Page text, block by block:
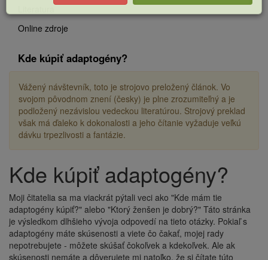
Online zdroje
Kde kúpiť adaptogény?
Vážený návštevník, toto je strojovo preložený článok. Vo
svojom pôvodnom znení (česky) je plne zrozumiteľný a je
podložený nezávislou vedeckou literatúrou. Strojový preklad
však má ďaleko k dokonalosti a jeho čítanie vyžaduje veľkú
dávku trpezlivosti a fantázie.
Drobečková
navigace
Kde kúpiť adaptogény?
Moji čitatelia sa ma viackrát pýtali veci ako "Kde mám tie
adaptogény kúpiť?" alebo "Ktorý ženšen je dobrý?" Táto stránka
je výsledkom dlhšieho vývoja odpovedí na tieto otázky. Pokiaľ s
adaptogény máte skúsenosti a viete čo čakať, mojej rady
nepotrebujete - môžete skúšať čokoľvek a kdekoľvek. Ale ak
skúsenosti nemáte a dôverujete mi natoľko, že si čítate túto